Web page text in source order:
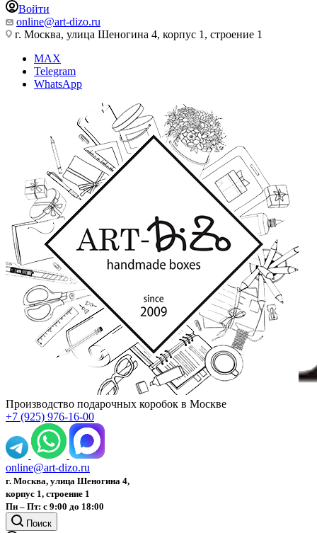
Войти
online@art-dizo.ru
г. Москва, улица Шеногина 4, корпус 1, строение 1
MAX
Telegram
WhatsApp
Производство подарочных коробок в Москве
+7 (925) 976-16-00
online@art-dizo.ru
г. Москва, улица Шеногина 4,
корпус 1, строение 1
Пн – Пт: с 9:00 до 18:00
Поиск